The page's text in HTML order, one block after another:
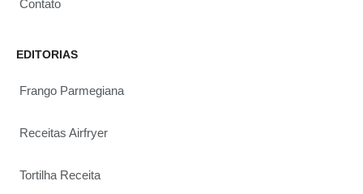
Contato
EDITORIAS
Frango Parmegiana
Receitas Airfryer
Tortilha Receita